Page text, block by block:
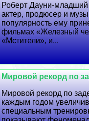
Роберт Дayни-младший
актер, продюсер и
популярность ему
фильмах «Железный
«Мстители», и...
Мировой рекорд по
Мировой рекорд по
каждым годом
специальным